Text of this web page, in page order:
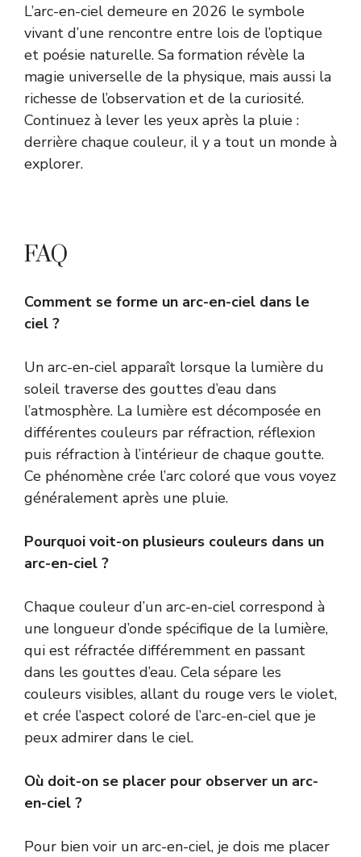
L’arc-en-ciel demeure en 2026 le symbole
vivant d’une rencontre entre lois de l’optique
et poésie naturelle. Sa formation révèle la
magie universelle de la physique, mais aussi la
richesse de l’observation et de la curiosité.
Continuez à lever les yeux après la pluie :
derrière chaque couleur, il y a tout un monde à
explorer.
FAQ
Comment se forme un arc-en-ciel dans le
ciel ?
Un arc-en-ciel apparaît lorsque la lumière du
soleil traverse des gouttes d’eau dans
l’atmosphère. La lumière est décomposée en
différentes couleurs par réfraction, réflexion
puis réfraction à l’intérieur de chaque goutte.
Ce phénomène crée l’arc coloré que vous voyez
généralement après une pluie.
Pourquoi voit-on plusieurs couleurs dans un
arc-en-ciel ?
Chaque couleur d’un arc-en-ciel correspond à
une longueur d’onde spécifique de la lumière,
qui est réfractée différemment en passant
dans les gouttes d’eau. Cela sépare les
couleurs visibles, allant du rouge vers le violet,
et crée l’aspect coloré de l’arc-en-ciel que je
peux admirer dans le ciel.
Où doit-on se placer pour observer un arc-
en-ciel ?
Pour bien voir un arc-en-ciel, je dois me placer